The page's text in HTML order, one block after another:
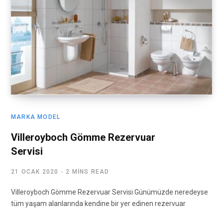
MARKA MODEL
Villeroyboch Gömme Rezervuar
Servisi
21 OCAK 2020 2 MINS READ
Villeroyboch Gömme Rezervuar Servisi Günümüzde neredeyse
tüm yaşam alanlarında kendine bir yer edinen rezervuar